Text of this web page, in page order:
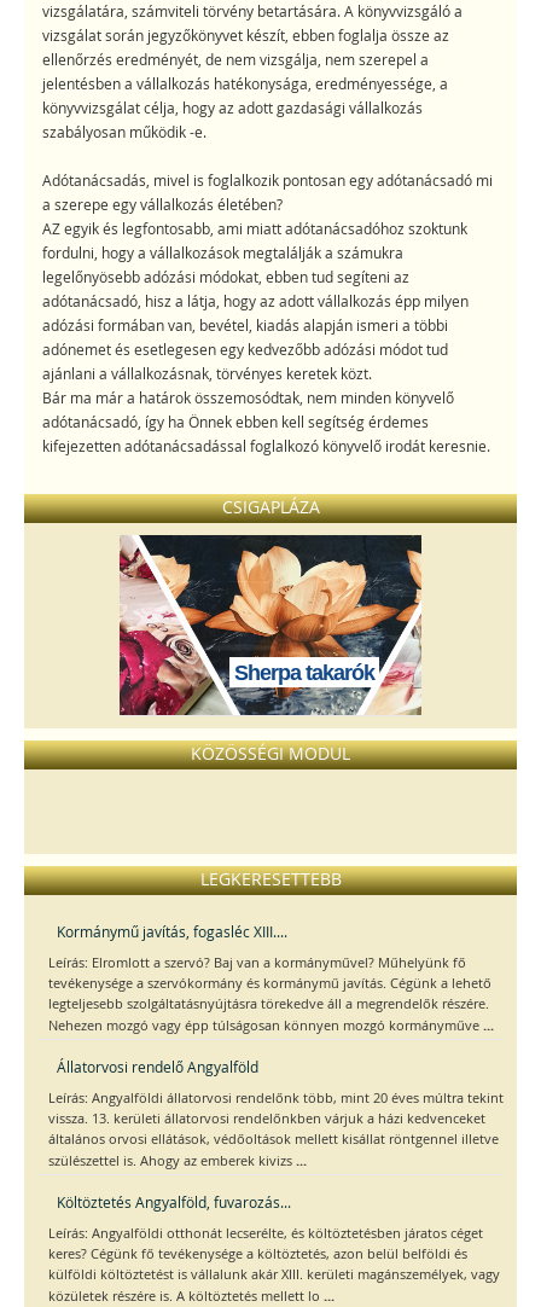
vizsgálatára, számviteli törvény betartására. A könyvvizsgáló a
vizsgálat során jegyzőkönyvet készít, ebben foglalja össze az
ellenőrzés eredményét, de nem vizsgálja, nem szerepel a
jelentésben a vállalkozás hatékonysága, eredményessége, a
könyvvizsgálat célja, hogy az adott gazdasági vállalkozás
szabályosan működik -e.
Adótanácsadás, mivel is foglalkozik pontosan egy adótanácsadó mi
a szerepe egy vállalkozás életében?
AZ egyik és legfontosabb, ami miatt adótanácsadóhoz szoktunk
fordulni, hogy a vállalkozások megtalálják a számukra
legelőnyösebb adózási módokat, ebben tud segíteni az
adótanácsadó, hisz a látja, hogy az adott vállalkozás épp milyen
adózási formában van, bevétel, kiadás alapján ismeri a többi
adónemet és esetlegesen egy kedvezőbb adózási módot tud
ajánlani a vállalkozásnak, törvényes keretek közt.
Bár ma már a határok összemosódtak, nem minden könyvelő
adótanácsadó, így ha Önnek ebben kell segítség érdemes
kifejezetten adótanácsadással foglalkozó könyvelő irodát keresnie.
CSIGAPLÁZA
Sherpa takarók
KÖZÖSSÉGI MODUL
LEGKERESETTEBB
Kormánymű javítás, fogasléc XIII....
Leírás: Elromlott a szervó? Baj van a kormányművel? Műhelyünk fő
tevékenysége a szervókormány és kormánymű javítás. Cégünk a lehető
legteljesebb szolgáltatásnyújtásra törekedve áll a megrendelők részére.
Nehezen mozgó vagy épp túlságosan könnyen mozgó kormányműve ...
Állatorvosi rendelő Angyalföld
Leírás: Angyalföldi állatorvosi rendelőnk több, mint 20 éves múltra tekint
vissza. 13. kerületi állatorvosi rendelőnkben várjuk a házi kedvenceket
általános orvosi ellátások, védőoltások mellett kisállat röntgennel illetve
szülészettel is. Ahogy az emberek kivizs ...
Költöztetés Angyalföld, fuvarozás...
Leírás: Angyalföldi otthonát lecserélte, és költöztetésben járatos céget
keres? Cégünk fő tevékenysége a költöztetés, azon belül belföldi és
külföldi költöztetést is vállalunk akár XIII. kerületi magánszemélyek, vagy
közületek részére is. A költöztetés mellett lo ...